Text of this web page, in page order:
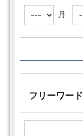
月
フリーワード